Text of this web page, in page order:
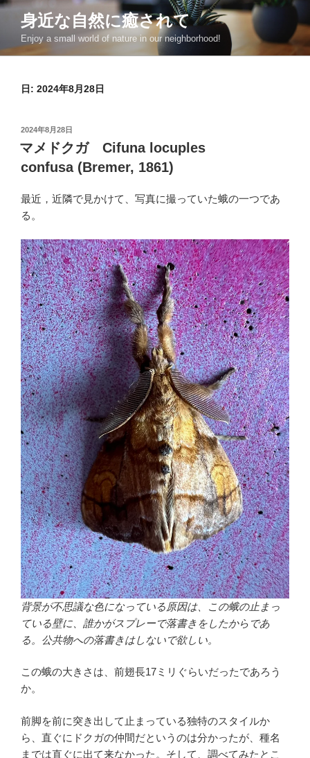
コ
ン
身近な自然に癒されて
Enjoy a small world of nature in our neighborhood!
日: 2024年8月28日
投
日:
2024年8月28日
マメドクガ Cifuna locuples
confusa (Bremer, 1861)
最近，近隣で見かけて、写真に撮っていた蛾の一つであ
る。
背景が不思議な色になっている原因は、この蛾の止まっ
ている壁に、誰かがスプレーで落書きをしたからであ
る。公共物への落書きはしないで欲しい。
この蛾の大きさは、前翅長17ミリぐらいだったであろう
か。
前脚を前に突き出して止まっている独特のスタイルか
ら、直ぐにドクガの仲間だというのは分かったが、種名
までは直ぐに出て来なかった。そして、調べてみたとこ